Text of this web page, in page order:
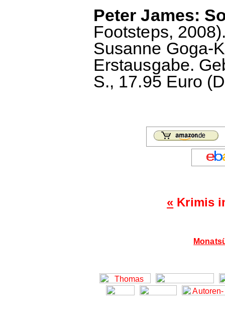
Peter James:
Footsteps,
Susanne Goga-
Erstausgabe.
S., 17.95 Euro
« Krimis